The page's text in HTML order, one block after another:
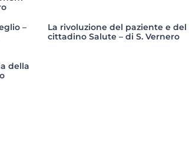
–
La rivoluzione del paziente e del
cittadino Salute – di S. Vernero
della